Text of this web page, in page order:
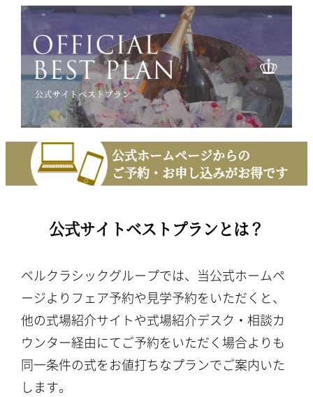
公式ホームページからの
ご予約・お申し込みがお得です
公式サイトベストプランとは？
ベルクラシックグループでは、当公式ホームペ
ージよりフェア予約や見学予約をいただくと、
他の式場紹介サイトや式場紹介デスク・相談カ
ウンター経由にてご予約をいただく場合よりも
同一条件の式をお値打ちなプランでご案内いた
します。